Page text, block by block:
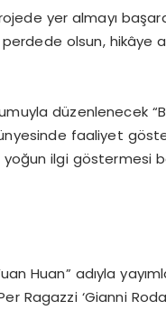
yer almayı
olsun, hikâye
uyla düzenlenecek “
faaliyet
yoğun ilgi göstermesi
Huan” adıyla
Ragazzi ‘Gianni